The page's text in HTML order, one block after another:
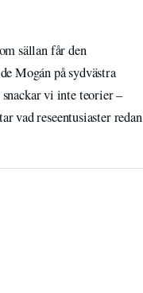
sällan får den
Mogán på sydvästra
vi inte teorier –
vad reseentusiaster redan